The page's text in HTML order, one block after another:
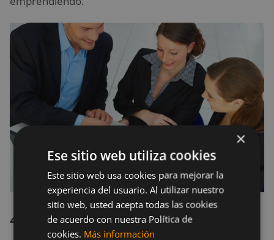
4. Un socio
×
Ese sitio web utiliza cookies
Este sitio web usa cookies para mejorar la
experiencia del usuario. Al utilizar nuestro
sitio web, usted acepta todas las cookies
de acuerdo con nuestra Política de
cookies. Más información